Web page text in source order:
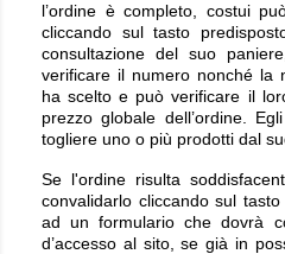
l’ordine è completo, costui
cliccando sul tasto
consultazione del suo
verificare il numero nonché la
ha scelto e può verificare il
prezzo globale dell’ordine.
togliere uno o più prodotti dal
Se l'ordine risulta
convalidarlo cliccando sul
ad un formulario che dovrà
d’accesso al sito, se già in